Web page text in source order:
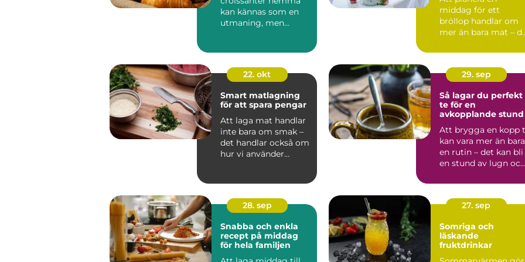
kan kännas som en
utmaning, men
middag för ett
bröllop handlar om
mer än bara mat –
22. okt
Smart matlagning
för att spara pengar
Att laga mat handlar
inte bara om smak –
det handlar också om
hur vi använder
29. sep
Så lagar du perfekt
te för en
avkopplande stund
Att brygga en kopp
kan vara mer än bara
en rutin – det kan bli
en stund av lugn och
28. sep
Snabba och enkla
recept på middag
för hela familjen
27. sep
Somriga och
läskande
fruktdrinkar